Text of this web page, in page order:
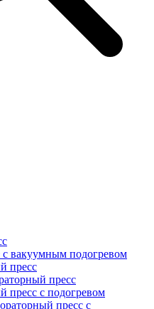
вакуумным подогревом
пресс
пресс
пресс с подогревом
пресс с